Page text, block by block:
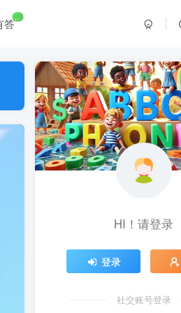
答
HI！请登录
登录
社交账号登录